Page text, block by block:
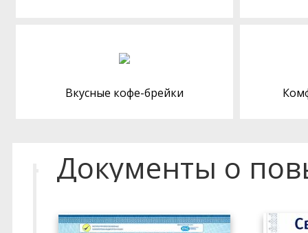
Вкусные кофе-брейки
Документы о